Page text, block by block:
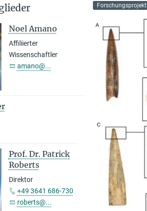
Forschungsprojekt
Noel Amano
Affiliierter
Wissenschaftler
amano@...
Prof. Dr. Patrick
Roberts
Direktor
+49 3641 686-730
roberts@...